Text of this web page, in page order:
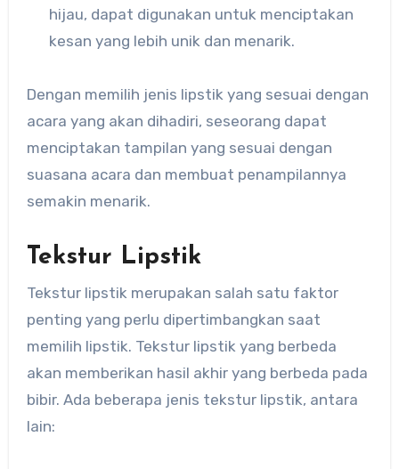
hijau, dapat digunakan untuk menciptakan
kesan yang lebih unik dan menarik.
Dengan memilih jenis lipstik yang sesuai dengan
acara yang akan dihadiri, seseorang dapat
menciptakan tampilan yang sesuai dengan
suasana acara dan membuat penampilannya
semakin menarik.
Tekstur Lipstik
Tekstur lipstik merupakan salah satu faktor
penting yang perlu dipertimbangkan saat
memilih lipstik. Tekstur lipstik yang berbeda
akan memberikan hasil akhir yang berbeda pada
bibir. Ada beberapa jenis tekstur lipstik, antara
lain: